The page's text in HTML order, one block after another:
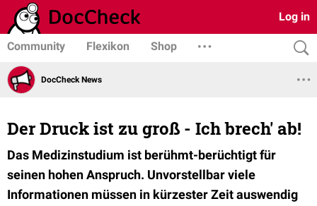
Log in
Community Flexikon Shop
DocCheck News
Der Druck ist zu groß - Ich brech' ab!
Das Medizinstudium ist berühmt-berüchtigt für
seinen hohen Anspruch. Unvorstellbar viele
Informationen müssen in kürzester Zeit auswendig